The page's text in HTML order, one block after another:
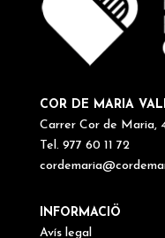
COR DE MARIA
Carrer Cor de Maria,
Tel. 977 60 11 72
INFORMACIÖ
Avís legal